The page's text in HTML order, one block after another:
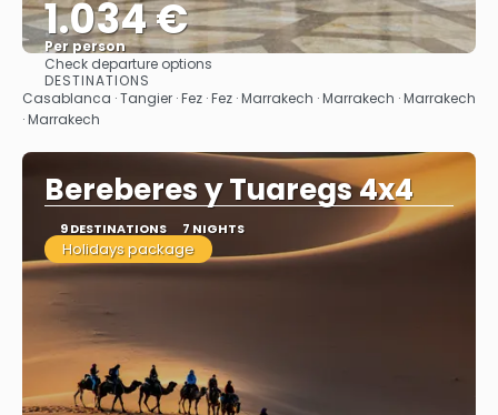
1.034 €
Per person
Check departure options
DESTINATIONS
Casablanca · Tangier · Fez · Fez · Marrakech · Marrakech · Marrakech
· Marrakech
Bereberes y Tuaregs 4x4
9 DESTINATIONS 7 NIGHTS
Holidays package